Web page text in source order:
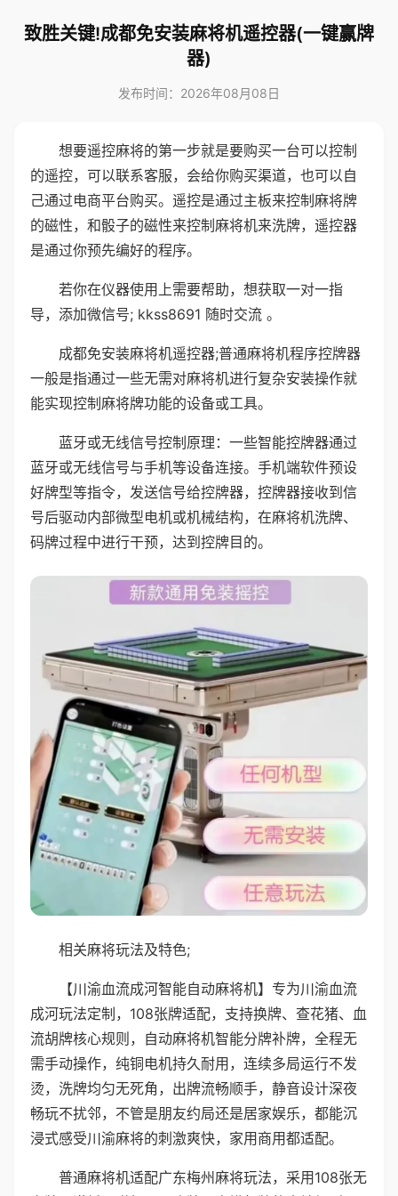
致胜关键!成都免安装麻将机遥控器(一键赢牌
器)
发布时间：2026年08月08日
想要遥控麻将的第一步就是要购买一台可以控制
的遥控，可以联系客服，会给你购买渠道，也可以自
己通过电商平台购买。遥控是通过主板来控制麻将牌
的磁性，和骰子的磁性来控制麻将机来洗牌，遥控器
是通过你预先编好的程序。
若你在仪器使用上需要帮助，想获取一对一指
导，添加微信号; kkss8691 随时交流 。
成都免安装麻将机遥控器;普通麻将机程序控牌器
一般是指通过一些无需对麻将机进行复杂安装操作就
能实现控制麻将牌功能的设备或工具。
蓝牙或无线信号控制原理：一些智能控牌器通过
蓝牙或无线信号与手机等设备连接。手机端软件预设
好牌型等指令，发送信号给控牌器，控牌器接收到信
号后驱动内部微型电机或机械结构，在麻将机洗牌、
码牌过程中进行干预，达到控牌目的。
相关麻将玩法及特色;
【川渝血流成河智能自动麻将机】专为川渝血流
成河玩法定制，108张牌适配，支持换牌、查花猪、血
流胡牌核心规则，自动麻将机智能分牌补牌，全程无
需手动操作，纯铜电机持久耐用，连续多局运行不发
烫，洗牌均匀无死角，出牌流畅顺手，静音设计深夜
畅玩不扰邻，不管是朋友约局还是居家娱乐，都能沉
浸式感受川渝麻将的刺激爽快，家用商用都适配。
普通麻将机适配广东梅州麻将玩法，采用108张无